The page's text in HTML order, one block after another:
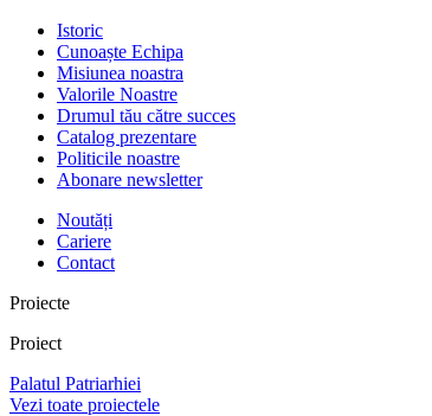
Istoric
Cunoaște Echipa
Misiunea noastra
Valorile Noastre
Drumul tău către succes
Catalog prezentare
Politicile noastre
Abonare newsletter
Noutăți
Cariere
Contact
Proiecte
Proiect
Palatul Patriarhiei
Vezi toate proiectele